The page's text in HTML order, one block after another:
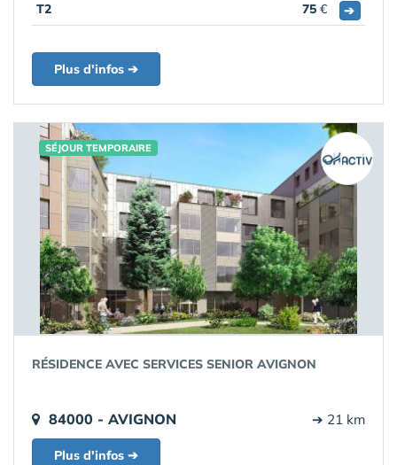
T2 75 € ➔
Plus d'infos ➔
SÉJOUR TEMPORAIRE
RÉSIDENCE AVEC SERVICES SENIOR AVIGNON
84000 - AVIGNON ➔ 21 km
Plus d'infos ➔